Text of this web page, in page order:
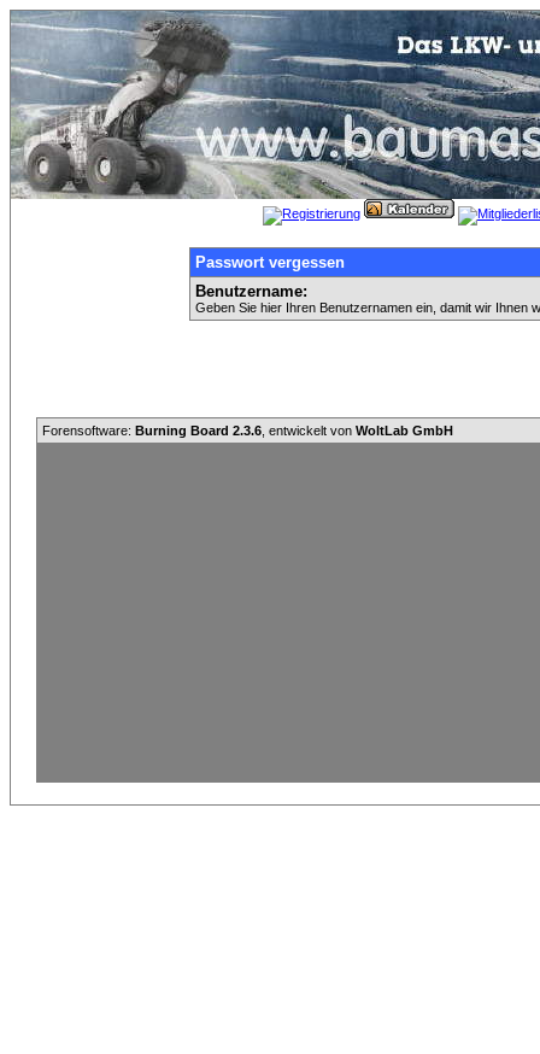
Passwort vergessen
Benutzername:
Geben Sie hier Ihren Benutzernamen ein, damit wir Ihnen
Forensoftware: Burning Board 2.3.6 , entwickelt von WoltLab GmbH